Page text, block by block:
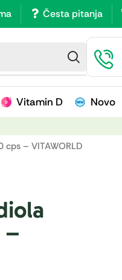
Česta pitanja
Vitamin D Novo
cps – VITAWORLD
–